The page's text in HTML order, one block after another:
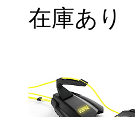
在庫あり